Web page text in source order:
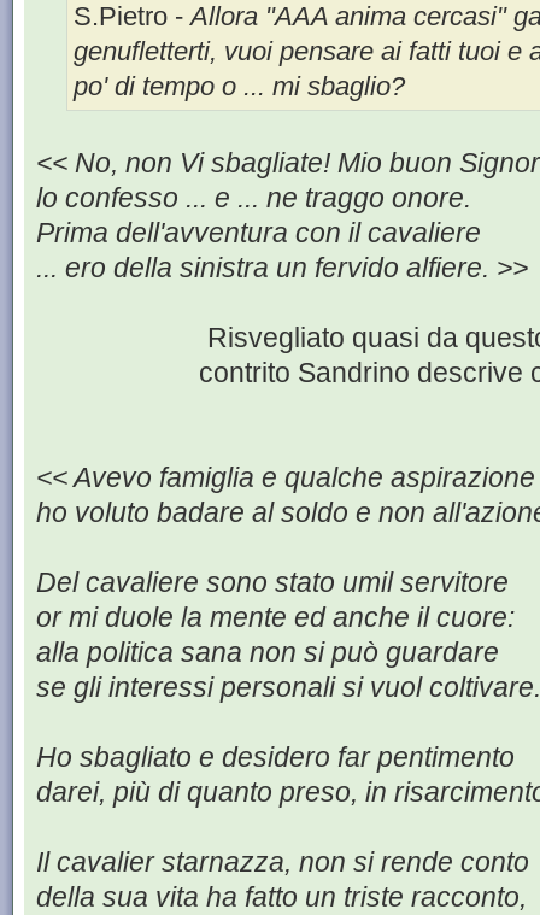
S.Pietro -Allora "AAA anima cercasi"
genufletterti, vuoi pensare ai fatti tuoi e
po' di tempo o ... mi sbaglio?
<< No, non Vi sbagliate! Mio buon
lo confesso ... e ... ne traggo onore.
Prima dell'avventura con il cavaliere
... ero della sinistra un fervido alfiere. >>
Risvegliato quasi da
contrito Sandrino descrive
<< Avevo famiglia e qualche aspirazione
ho voluto badare al soldo e non
Del cavaliere sono stato umil servitore
or mi duole la mente ed anche il cuore:
alla politica sana non si può guardare
se gli interessi personali si vuol coltivare.
Ho sbagliato e desidero far pentimento
darei, più di quanto preso, in
Il cavalier starnazza, non si rende conto
della sua vita ha fatto un triste racconto,